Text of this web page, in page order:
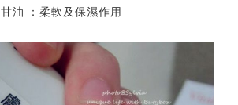
甘油 ：柔軟及保濕作用